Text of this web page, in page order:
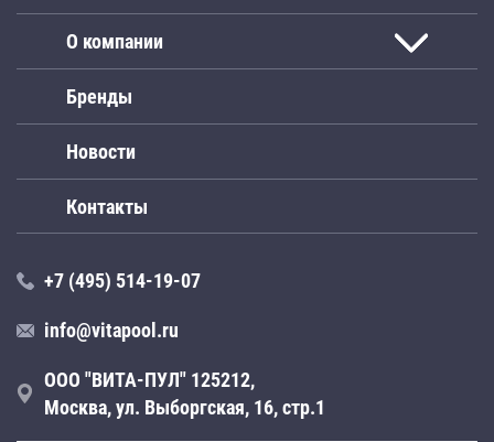
О компании
Бренды
Новости
Контакты
+7 (495) 514-19-07
info@vitapool.ru
ООО "ВИТА-ПУЛ" 125212,
Москва, ул. Выборгская, 16, стр.1